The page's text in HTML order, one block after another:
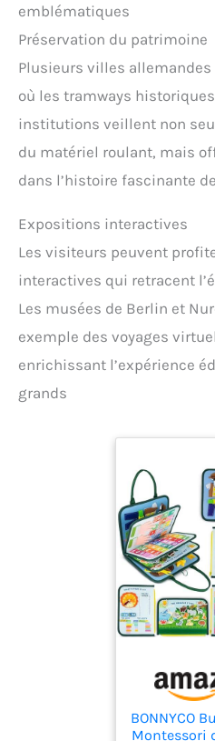
emblématiques
Préservation du patrimoine
Plusieurs villes
où les tramways historiques
institutions veillent non
du matériel roulant, mais
dans l’histoire fascinante
Expositions interactives
Les visiteurs peuvent
interactives qui retracent
Les musées de Berlin et
exemple des voyages
enrichissant l’expérience
grands
BONNYCO
Montessori